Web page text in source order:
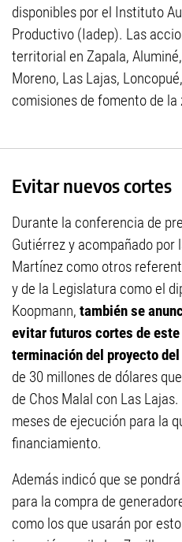
disponibles por el Instituto
Productivo (Iadep). Las
territorial en Zapala,
Moreno, Las Lajas,
comisiones de fomento de
Evitar nuevos cortes
Durante la conferencia de
Gutiérrez y acompañado por
Martínez como otros
y de la Legislatura como el
Koopmann, también se
evitar futuros cortes de
terminación del proyecto
de 30 millones de dólares
de Chos Malal con Las
meses de ejecución para la
financiamiento.
Además indicó que se
para la compra de
como los que usarán por